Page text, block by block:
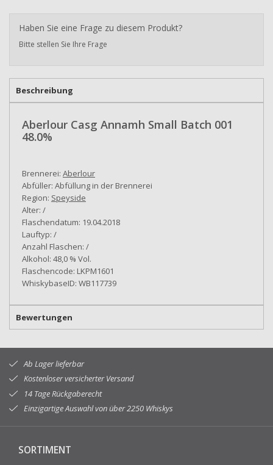
Haben Sie eine Frage zu diesem Produkt?
Bitte stellen Sie Ihre Frage
Beschreibung
Aberlour Casg Annamh Small Batch 001
48.0%
Brennerei: Aberlour
Abfüller: Abfüllung in der Brennerei
Region: Speyside
Alter: /
Flaschendatum: 19.04.2018
Lauftyp: /
Anzahl Flaschen: /
Alkohol: 48,0 % Vol.
Flaschencode: LKPM1601
WhiskybaseID: WB117739
Bewertungen
Ab Lager lieferbar
Kostenloser versicherter Versand
14 Tage Rückgaberecht
Einzigartige Auswahl von über 2250 Whiskys
SORTIMENT